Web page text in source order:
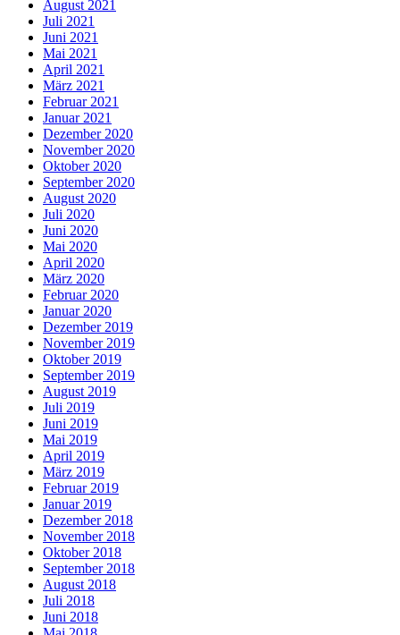
August 2021
Juli 2021
Juni 2021
Mai 2021
April 2021
März 2021
Februar 2021
Januar 2021
Dezember 2020
November 2020
Oktober 2020
September 2020
August 2020
Juli 2020
Juni 2020
Mai 2020
April 2020
März 2020
Februar 2020
Januar 2020
Dezember 2019
November 2019
Oktober 2019
September 2019
August 2019
Juli 2019
Juni 2019
Mai 2019
April 2019
März 2019
Februar 2019
Januar 2019
Dezember 2018
November 2018
Oktober 2018
September 2018
August 2018
Juli 2018
Juni 2018